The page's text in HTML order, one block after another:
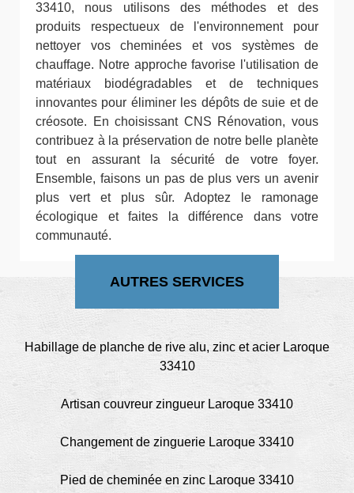
33410, nous utilisons des méthodes et des
produits respectueux de l'environnement pour
nettoyer vos cheminées et vos systèmes de
chauffage. Notre approche favorise l'utilisation de
matériaux biodégradables et de techniques
innovantes pour éliminer les dépôts de suie et de
créosote. En choisissant CNS Rénovation, vous
contribuez à la préservation de notre belle planète
tout en assurant la sécurité de votre foyer.
Ensemble, faisons un pas de plus vers un avenir
plus vert et plus sûr. Adoptez le ramonage
écologique et faites la différence dans votre
communauté.
AUTRES SERVICES
Habillage de planche de rive alu, zinc et acier Laroque
33410
Artisan couvreur zingueur Laroque 33410
Changement de zinguerie Laroque 33410
Pied de cheminée en zinc Laroque 33410